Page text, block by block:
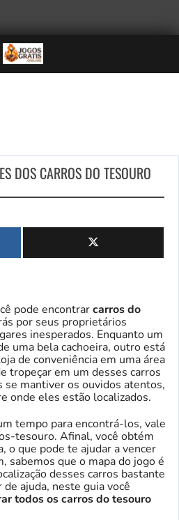
DOS CARROS DO TESOURO
pode encontrarcarros do
por seus proprietários
inesperados. Enquanto um
uma bela cachoeira, outro está
de conveniência em uma área
tropeçar em um desses carros
se mantiver os ouvidos atentos,
onde eles estão localizados.
tempo para encontrá-los, vale
tesouro. Afinal, você obtém
o que pode te ajudar a vencer
sabemos que o mapa do jogo é
desses carros bastante
ajuda, neste guia você
todos os carros do tesouro